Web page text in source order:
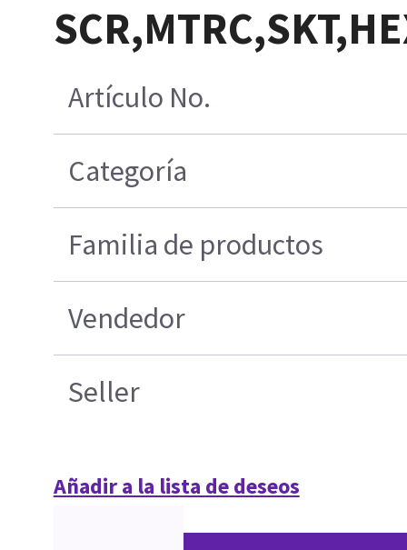
Artículo No.
Categoría
Familia de productos
Vendedor
Seller
Añadir a la lista de deseos